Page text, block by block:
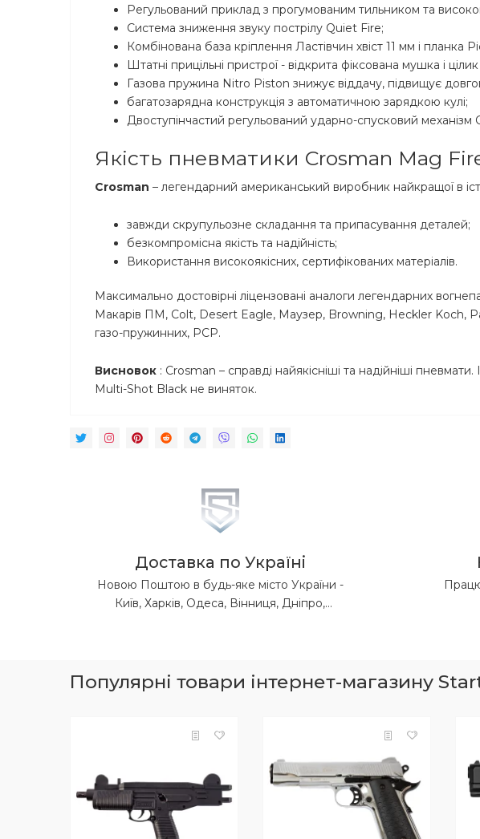
Регульований приклад з прогумованим тильником та
Система зниження звуку пострілу Quiet Fire;
Комбінована база кріплення Ластівчин хвіст 11 мм і планка
Штатні прицільні пристрої - відкрита фіксована мушка і
Газова пружина Nitro Piston знижує віддачу, підвищує
багатозарядна конструкція з автоматичною зарядкою кулі;
Двоступінчастий регульований ударно-спусковий механізм
Якість пневматики Crosman Mag
Crosman – легендарний американський виробник найкращої в
завжди скрупульозне складання та припасування деталей;
безкомпромісна якість та надійність;
Використання високоякісних, сертифікованих матеріалів.
Максимально достовірні ліцензовані аналоги легендарних
Макарів ПМ, Colt, Desert Eagle, Маузер, Browning, Heckler Koch,
газо-пружинних, PCP.
Висновок : Crosman – справді найякісніші та надійніші
Multi-Shot Black не виняток.
Доставка по Україні
Новою Поштою в будь-яке місто України -
Київ, Харків, Одеса, Вінниця, Дніпро,
Тернопіль, Ужгород, Херсон, Хмельницький,
Черкаси, Чернігів, Чернівці.
Популярні товари інтернет-магазину